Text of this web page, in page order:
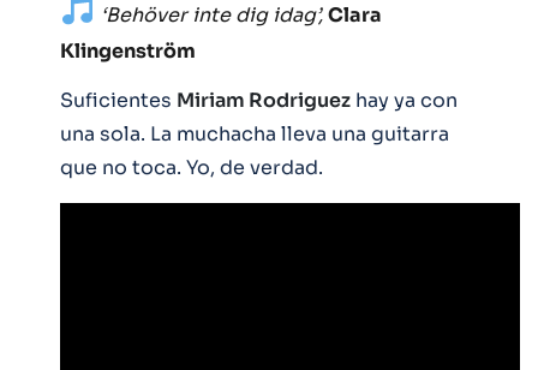
‘Behöver inte dig idag’,Clara
Klingenström
Suficientes Miriam Rodriguez hay ya con
una sola. La muchacha lleva una guitarra
que no toca. Yo, de verdad.